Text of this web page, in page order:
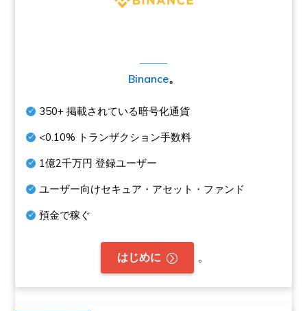
Binance。
350+ 掲載されている暗号化通貨
<0.10% トランザクション手数料
1億2千万円 登録ユーザー
ユーザー向けセキュア・アセット・ファンド
預金で稼ぐ
はじめに 。